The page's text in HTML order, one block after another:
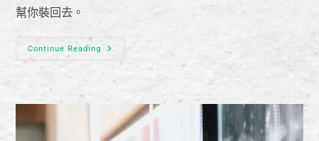
幫你裝回去。
Continue Reading